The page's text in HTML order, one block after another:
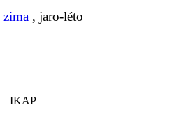
zima, jaro-léto